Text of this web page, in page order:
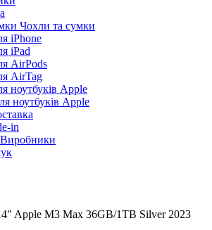
Чохли та сумки
iPhone
iPad
AirPods
AirTag
ноутбуків Apple
ноутбуків Apple
in
Виробники
Apple M3 Max 36GB/1TB Silver 2023